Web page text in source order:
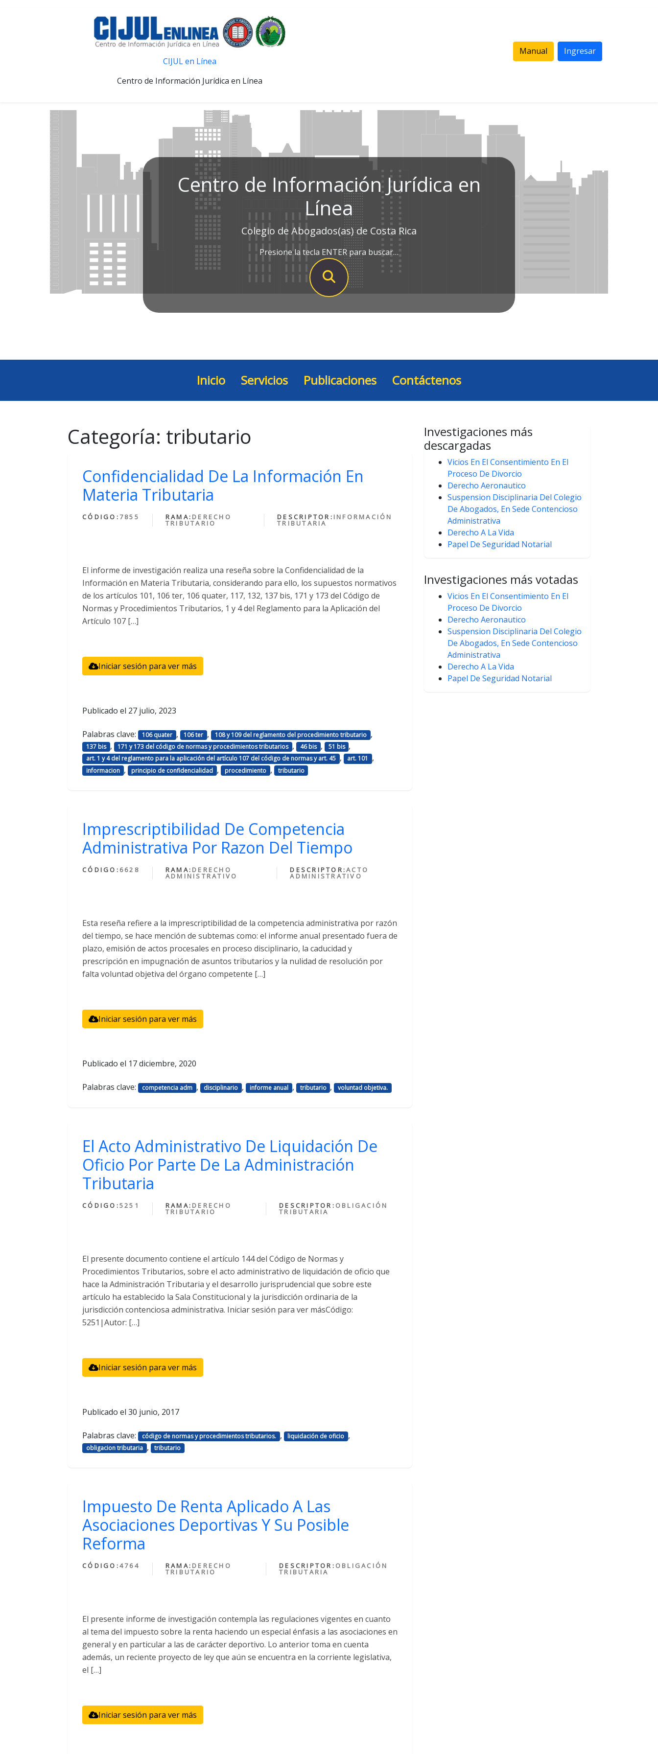
CIJUL en Línea
Centro de Información Jurídica en Línea
Manual Ingresar
Centro de Información Jurídica en
Línea
Colegio de Abogados(as) de Costa Rica
Presione la tecla ENTER para buscar…
Inicio Servicios Publicaciones Contáctenos
Categoría: tributario
Confidencialidad De La Información En
Materia Tributaria
CÓDIGO: 7855 RAMA: DERECHO
TRIBUTARIO
DESCRIPTOR: INFORMACIÓN
TRIBUTARIA
El informe de investigación realiza una reseña sobre la Confidencialidad de la
Información en Materia Tributaria, considerando para ello, los supuestos normativos
de los artículos 101, 106 ter, 106 quater, 117, 132, 137 bis, 171 y 173 del Código de
Normas y Procedimientos Tributarios, 1 y 4 del Reglamento para la Aplicación del
Artículo 107 […]
Iniciar sesión para ver más
Publicado el 27 julio, 2023
Palabras clave: 106 quater , 106 ter , 108 y 109 del reglamento del procedimiento tributario ,
137 bis , 171 y 173 del código de normas y procedimientos tributarios , 46 bis , 51 bis ,
art. 1 y 4 del reglamento para la aplicación del artículo 107 del código de normas y art. 45 , art. 101 ,
informacion , principio de confidencialidad , procedimiento , tributario
Imprescriptibilidad De Competencia
Administrativa Por Razon Del Tiempo
CÓDIGO: 6628 RAMA: DERECHO
ADMINISTRATIVO
DESCRIPTOR:ACTO
ADMINISTRATIVO
Esta reseña refiere a la imprescriptibilidad de la competencia administrativa por razón
del tiempo, se hace mención de subtemas como: el informe anual presentado fuera de
plazo, emisión de actos procesales en proceso disciplinario, la caducidad y
prescripción en impugnación de asuntos tributarios y la nulidad de resolución por
falta voluntad objetiva del órgano competente […]
Iniciar sesión para ver más
Publicado el 17 diciembre, 2020
Palabras clave: competencia adm , disciplinario , informe anual , tributario , voluntad objetiva.
El Acto Administrativo De Liquidación De
Oficio Por Parte De La Administración
Tributaria
CÓDIGO:5251 RAMA: DERECHO
TRIBUTARIO
DESCRIPTOR: OBLIGACIÓN
TRIBUTARIA
El presente documento contiene el artículo 144 del Código de Normas y
Procedimientos Tributarios, sobre el acto administrativo de liquidación de oficio que
hace la Administración Tributaria y el desarrollo jurisprudencial que sobre este
artículo ha establecido la Sala Constitucional y la jurisdicción ordinaria de la
jurisdicción contenciosa administrativa. Iniciar sesión para ver másCódigo:
5251|Autor: […]
Iniciar sesión para ver más
Publicado el 30 junio, 2017
Palabras clave: código de normas y procedimientos tributarios. , liquidación de oficio ,
obligacion tributaria , tributario
Impuesto De Renta Aplicado A Las
Asociaciones Deportivas Y Su Posible
Reforma
CÓDIGO:4764 RAMA: DERECHO
TRIBUTARIO
DESCRIPTOR: OBLIGACIÓN
TRIBUTARIA
El presente informe de investigación contempla las regulaciones vigentes en cuanto
al tema del impuesto sobre la renta haciendo un especial énfasis a las asociaciones en
general y en particular a las de carácter deportivo. Lo anterior toma en cuenta
además, un reciente proyecto de ley que aún se encuentra en la corriente legislativa,
el […]
Iniciar sesión para ver más
Investigaciones más
descargadas
Vicios En El Consentimiento En El
Proceso De Divorcio
Derecho Aeronautico
Suspension Disciplinaria Del Colegio
De Abogados, En Sede Contencioso
Administrativa
Derecho A La Vida
Papel De Seguridad Notarial
Investigaciones más votadas
Vicios En El Consentimiento En El
Proceso De Divorcio
Derecho Aeronautico
Suspension Disciplinaria Del Colegio
De Abogados, En Sede Contencioso
Administrativa
Derecho A La Vida
Papel De Seguridad Notarial